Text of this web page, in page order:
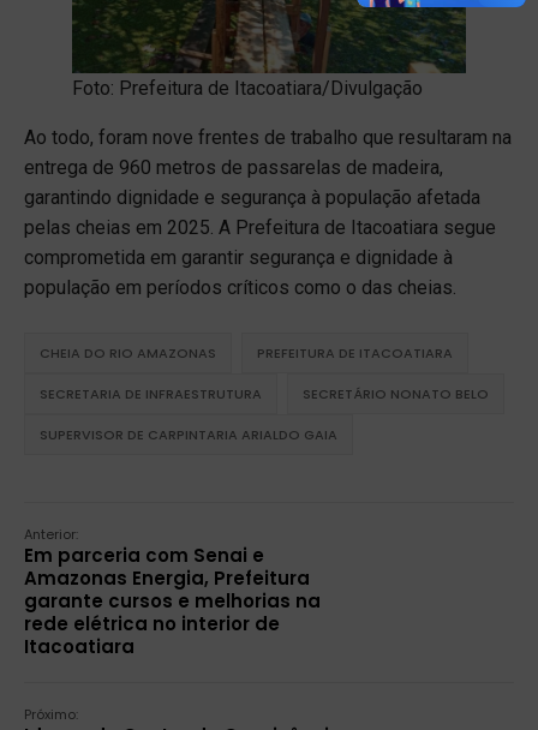
Foto: Prefeitura de Itacoatiara/Divulgação
Ao todo, foram nove frentes de trabalho que resultaram na
entrega de 960 metros de passarelas de madeira,
garantindo dignidade e segurança à população afetada
pelas cheias em 2025. A Prefeitura de Itacoatiara segue
comprometida em garantir segurança e dignidade à
população em períodos críticos como o das cheias.
CHEIA DO RIO AMAZONAS PREFEITURA DE ITACOATIARA
SECRETARIA DE INFRAESTRUTURA SECRETÁRIO NONATO BELO
SUPERVISOR DE CARPINTARIA ARIALDO GAIA
Anterior:
Em parceria com Senai e
Amazonas Energia, Prefeitura
garante cursos e melhorias na
rede elétrica no interior de
Itacoatiara
Próximo: